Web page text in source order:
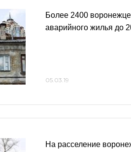
Более 2400
аварийного жилья до
05.03.19
На расселение